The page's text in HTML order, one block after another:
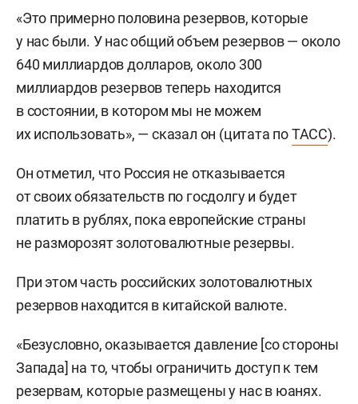
«Это примерно половина резервов, которые
у нас были. У нас общий объем резервов — около
640 миллиардов долларов, около 300
миллиардов резервов теперь находится
в состоянии, в котором мы не можем
их использовать», — сказал он (цитата поТАСС).
Он отметил, что Россия не отказывается
от своих обязательств по госдолгу и будет
платить в рублях, пока европейские страны
не разморозят золотовалютные резервы.
При этом часть российских золотовалютных
резервов находится в китайской валюте.
«Безусловно, оказывается давление [со стороны
Запада] на то, чтобы ограничить доступ к тем
резервам, которые размещены у нас в юанях.